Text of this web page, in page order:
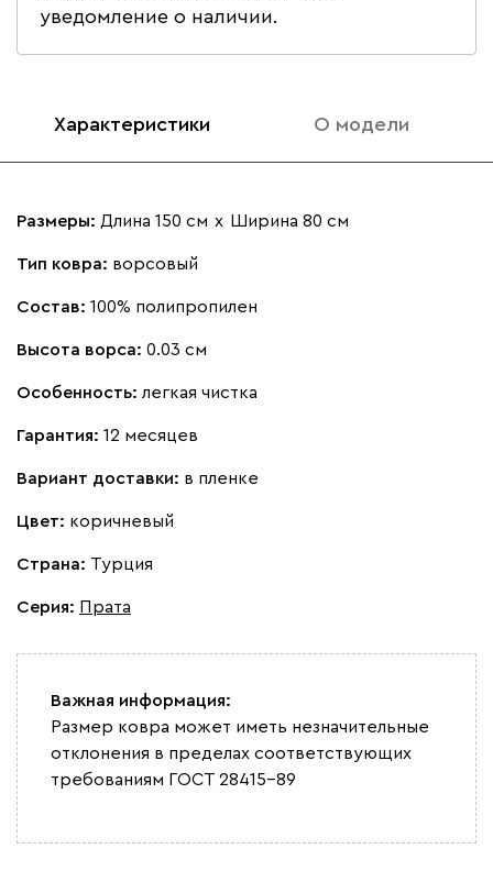
уведомление о наличии.
Характеристики О модели
Размеры: Длина 150 см х Ширина 80 см
Тип ковра: ворсовый
Состав: 100% полипропилен
Высота ворса: 0.03 см
Особенность: легкая чистка
Гарантия: 12 месяцев
Вариант доставки: в пленке
Цвет: коричневый
Страна: Турция
Серия: Прата
Важная информация:
Размер ковра может иметь незначительные
отклонения в пределах соответствующих
требованиям ГОСТ 28415-89